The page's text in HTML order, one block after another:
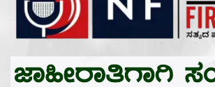
Newsroom First